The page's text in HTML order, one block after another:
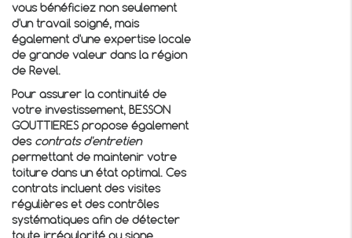
vous bénéficiez non seulement
d'un travail soigné, mais
également d'une expertise locale
de grande valeur dans la région
de Revel.
Pour assurer la continuité de
votre investissement, BESSON
GOUTTIERES propose également
des contrats d'entretien
permettant de maintenir votre
toiture dans un état optimal. Ces
contrats incluent des visites
régulières et des contrôles
systématiques afin de détecter